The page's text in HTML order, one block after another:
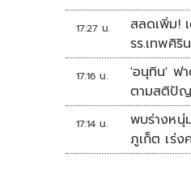
แล้ว
17:27 น.
สลดเพิ่ม!
รร.เทพศิริ
17:16 น.
'อนุทิน' ฟ
ตามสติปั
ท้องถิ่น
17:14 น.
พบร่างหนุ่
ภูเก็ต เร่ง